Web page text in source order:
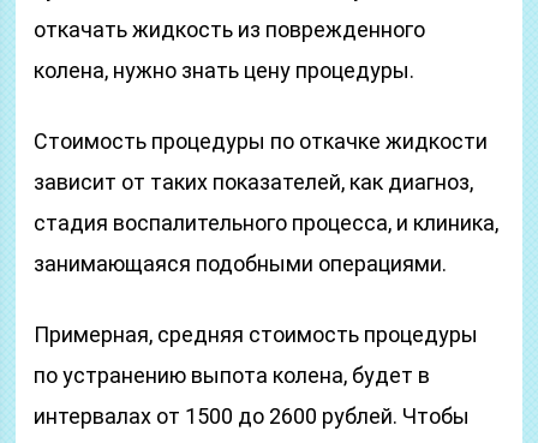
откачать жидкость из поврежденного
колена, нужно знать цену процедуры.
Стоимость процедуры по откачке жидкости
зависит от таких показателей, как диагноз,
стадия воспалительного процесса, и клиника,
занимающаяся подобными операциями.
Примерная, средняя стоимость процедуры
по устранению выпота колена, будет в
интервалах от 1500 до 2600 рублей. Чтобы